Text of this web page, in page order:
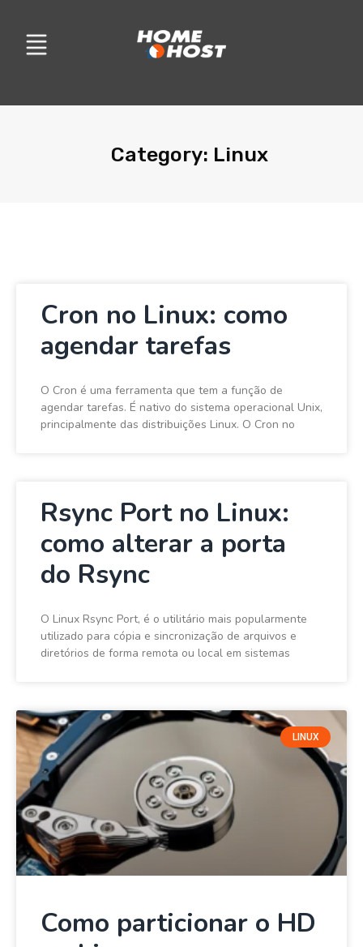
Category: Linux
Cron no Linux: como
agendar tarefas
O Cron é uma ferramenta que tem a função de
agendar tarefas. É nativo do sistema operacional Unix,
principalmente das distribuições Linux. O Cron no
Rsync Port no Linux:
como alterar a porta
do Rsync
O Linux Rsync Port, é o utilitário mais popularmente
utilizado para cópia e sincronização de arquivos e
diretórios de forma remota ou local em sistemas
LINUX
Como particionar o HD